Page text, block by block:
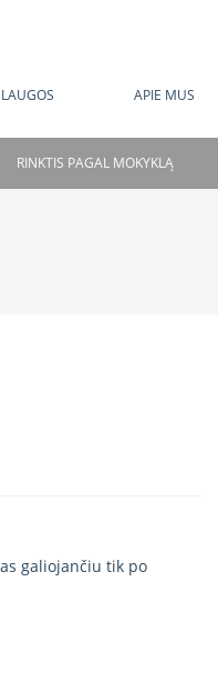
APIE MUS
RINKTIS PAGAL MOKYKLĄ
galiojančiu tik po